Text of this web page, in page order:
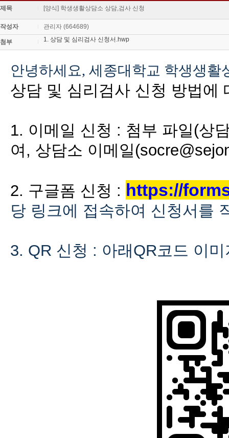
제목 [양식] 학생생활상담소 상담,검사 신청
작성자 관리자 (664689)
첨부 1. 상담 및 심리검사 신청서.hwp
안녕하세요, 세종대학교 학생생활
상담 및 심리검사 신청 방법에
1. 이메일 신청 : 첨부 파일(상
여, 상담소 이메일
2. 구글폼 신청 : https://
당 링크에 접속하여 신청서를
3. QR 신청 : 아래QR코드 이